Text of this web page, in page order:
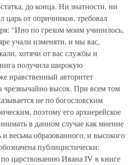
до конца. Ни знатности, ни
царь от опричников, требовал
“Ино по грехом моим учинилось,
учали изменяти, и мы вас,
хотячи от вас службы и
получила широкую
нравственный авторитет
чрезвычайно высок. При всем том
не по богословским
поэтому его архиерейское
в данном случае как мнение
и весьма образованного, и высокого
публицистически:
царствованию Ивана IV в книге